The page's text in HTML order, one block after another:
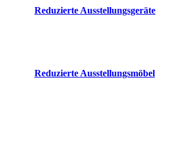
Reduzierte Ausstellungsgeräte
Reduzierte Ausstellungsmöbel